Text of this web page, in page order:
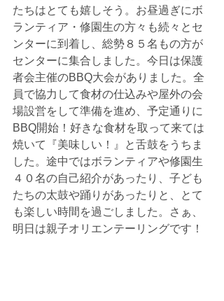
たちはとても嬉しそう。お昼過ぎにボ
ランティア・修園生の方々も続々とセ
ンターに到着し、総勢８５名もの方が
センターに集合しました。今日は保護
者会主催のBBQ大会がありました。全
員で協力して食材の仕込みや屋外の会
場設営をして準備を進め、予定通りに
BBQ開始！好きな食材を取って来ては
焼いて『美味しい！』と舌鼓をうちま
した。途中ではボランティアや修園生
４０名の自己紹介があったり、子ども
たちの太鼓や踊りがあったりと、とて
も楽しい時間を過ごしました。さぁ、
明日は親子オリエンテーリングです！